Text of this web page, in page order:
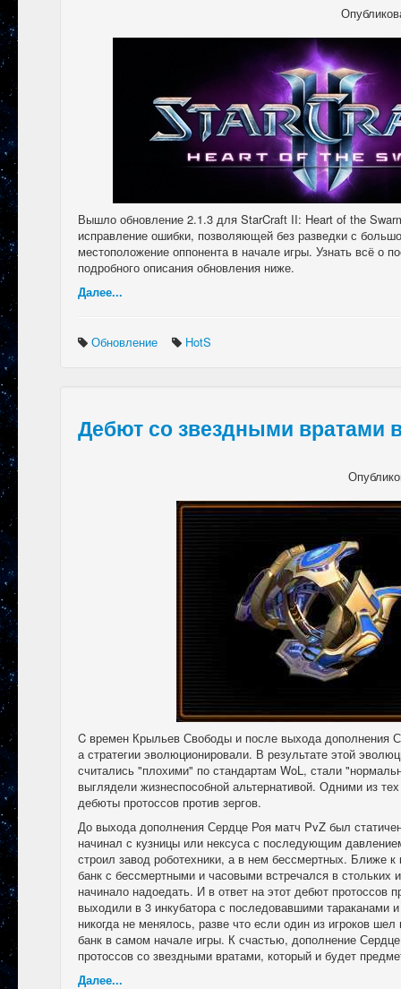
Вышло обновление 2.1.3 для StarCraft II: Heart of the
исправление ошибки, позволяющей без разведки с
местоположение оппонента в начале игры. Узнать всё о
подробного описания обновления ниже.
Далее...
Обновление HotS
Дебют со звездными вратами
C времен Крыльев Свободы и после выхода дополнения
а стратегии эволюционировали. В результате этой
считались "плохими" по стандартам WoL, стали
выглядели жизнеспособной альтернативой. Одними из
дебюты протоссов против зергов.
До выхода дополнения Сердце Роя матч PvZ был
начинал с кузницы или нексуса с последующим
строил завод роботехники, а в нем бессмертных. Ближе
банк с бессмертными и часовыми встречался в стольких
начинало надоедать. И в ответ на этот дебют протоссов
выходили в 3 инкубатора с последовавшими тараканами
никогда не менялось, разве что если один из игроков
банк в самом начале игры. К счастью, дополнение
протоссов со звездными вратами, который и будет
Далее...